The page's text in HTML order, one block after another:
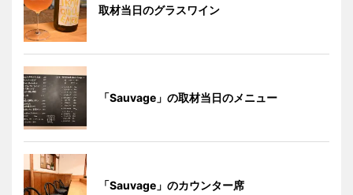
取材当日のグラスワイン
「Sauvage」の取材当日のメニュー
「Sauvage」のカウンター席